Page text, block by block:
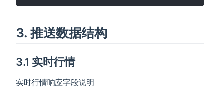
3. 推送数据结构
3.1 实时行情
实时行情响应字段说明